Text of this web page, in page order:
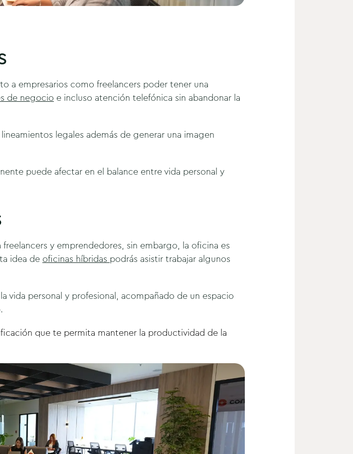
a empresarios como freelancers poder tener una
de negocio e incluso atención telefónica sin abandonar la
legales además de generar una imagen
puede afectar en el balance entre vida personal y
y emprendedores, sin embargo, la oficina es
idea de oficinas híbridas podrás asistir trabajar algunos
vida personal y profesional, acompañado de un espacio
que te permita mantener la productividad de la